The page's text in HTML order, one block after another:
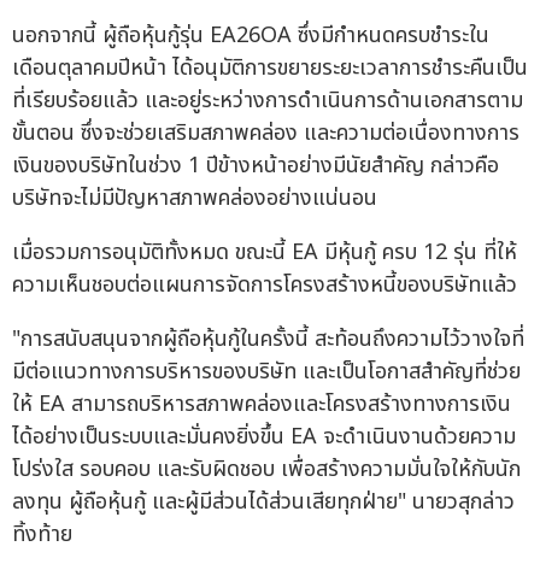
นอกจากนี้ ผู้ถือหุ้นกู้รุ่น EA26OA ซึ่งมีกำหนดครบชำระใน
เดือนตุลาคมปีหน้า ได้อนุมัติการขยายระยะเวลาการชำระคืนเป็น
ที่เรียบร้อยแล้ว และอยู่ระหว่างการดำเนินการด้านเอกสารตาม
ขั้นตอน ซึ่งจะช่วยเสริมสภาพคล่อง และความต่อเนื่องทางการ
เงินของบริษัทในช่วง 1 ปีข้างหน้าอย่างมีนัยสำคัญ กล่าวคือ
บริษัทจะไม่มีปัญหาสภาพคล่องอย่างแน่นอน
เมื่อรวมการอนุมัติทั้งหมด ขณะนี้ EA มีหุ้นกู้ ครบ 12 รุ่น ที่ให้
ความเห็นชอบต่อแผนการจัดการโครงสร้างหนี้ของบริษัทแล้ว
"การสนับสนุนจากผู้ถือหุ้นกู้ในครั้งนี้ สะท้อนถึงความไว้วางใจที่
มีต่อแนวทางการบริหารของบริษัท และเป็นโอกาสสำคัญที่ช่วย
ให้ EA สามารถบริหารสภาพคล่องและโครงสร้างทางการเงิน
ได้อย่างเป็นระบบและมั่นคงยิ่งขึ้น EA จะดำเนินงานด้วยความ
โปร่งใส รอบคอบ และรับผิดชอบ เพื่อสร้างความมั่นใจให้กับนัก
ลงทุน ผู้ถือหุ้นกู้ และผู้มีส่วนได้ส่วนเสียทุกฝ่าย" นายวสุกล่าว
ทิ้งท้าย